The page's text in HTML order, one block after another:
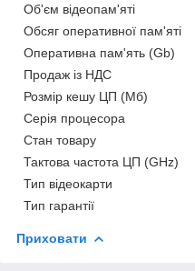
Об'єм відеопам'яті
Обсяг оперативної пам'яті
Оперативна пам'ять (Gb)
Продаж із НДС
Розмір кешу ЦП (Мб)
Серія процесора
Стан товару
Тактова частота ЦП (GHz)
Тип відеокарти
Тип гарантії
Приховати